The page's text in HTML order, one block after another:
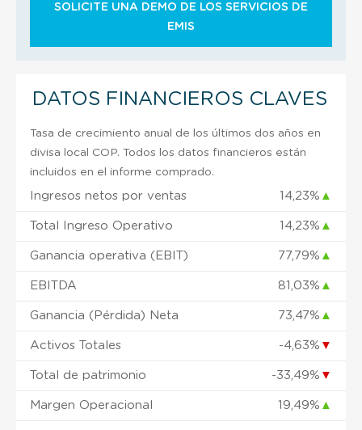
SOLICITE UNA DEMO DE LOS SERVICIOS DE
EMIS
DATOS FINANCIEROS CLAVES
Tasa de crecimiento anual de los últimos dos años en
divisa local COP. Todos los datos financieros están
incluidos en el informe comprado.
Ingresos netos por ventas 14,23% ▲
Total Ingreso Operativo 14,23% ▲
Ganancia operativa (EBIT) 77,79% ▲
EBITDA 81,03% ▲
Ganancia (Pérdida) Neta 73,47% ▲
Activos Totales -4,63% ▼
Total de patrimonio -33,49% ▼
Margen Operacional 19,49% ▲